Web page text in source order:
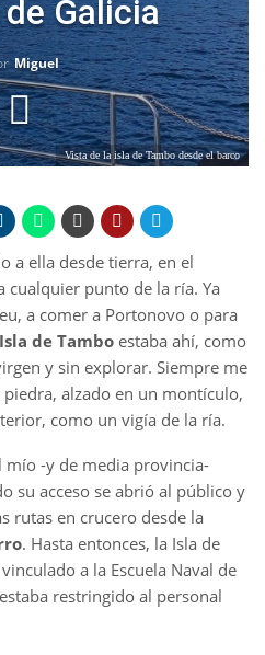
Galicia
Miguel
Vista de la isla de Tambo desde el barco
a ella desde tierra, en el
cualquier punto de la ría. Ya
a comer a Portonovo o para
Isla de Tambo estaba ahí, como
y sin explorar. Siempre me
alzado en un montículo,
como un vigía de la ría.
-y de media provincia-
su acceso se abrió al público y
rutas en crucero desde la
. Hasta entonces, la Isla de
a la Escuela Naval de
restringido al personal